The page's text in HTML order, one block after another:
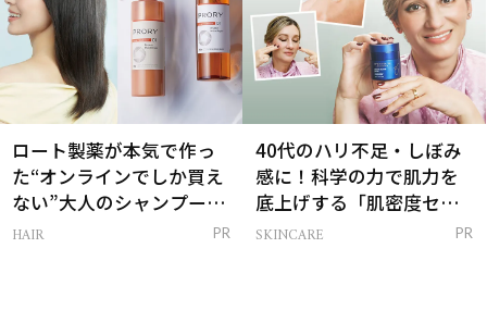
ロート製薬が本気で作っ
た“オンラインでしか買え
ない”大人のシャンプー＆
トリートメントって？
HAIR PR
40代のハリ不足・しぼみ
感に！科学の力で肌力を
底上げする「肌密度セラ
ム」
SKINCARE PR